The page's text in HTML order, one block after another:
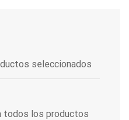
seleccionados
todos los productos